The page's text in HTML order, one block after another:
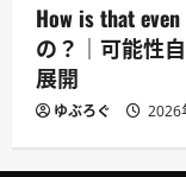
How is that
の？｜可能性
展開
ゆぶろぐ 2026